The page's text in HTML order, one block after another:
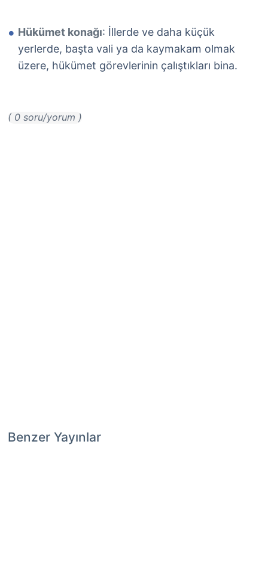
Hükümet konağı: İllerde ve daha küçük
yerlerde, başta vali ya da kaymakam olmak
üzere, hükümet görevlerinin çalıştıkları bina.
( 0 soru/yorum )
Benzer Yayınlar